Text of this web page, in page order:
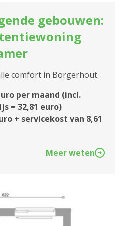
gebouwen:
comfort in Borgerhout.
per maand (incl.
= 32,81 euro)
+ servicekost van 8,61
Meer weten